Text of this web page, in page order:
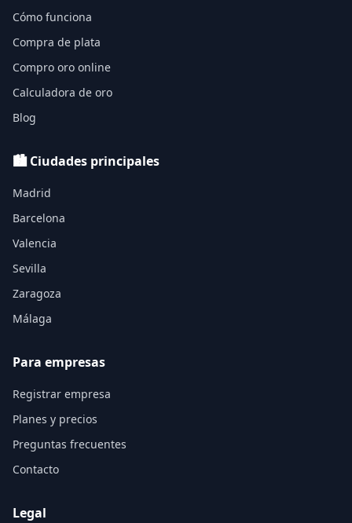
Cómo funciona
Compra de plata
Compro oro online
Calculadora de oro
Blog
🏙️ Ciudades principales
Madrid
Barcelona
Valencia
Sevilla
Zaragoza
Málaga
Para empresas
Registrar empresa
Planes y precios
Preguntas frecuentes
Contacto
Legal